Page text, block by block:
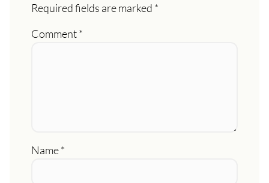
Required fields are marked *
Comment*
Name*